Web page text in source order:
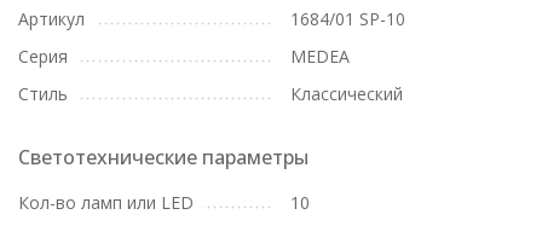
Артикул
1684/01 SP-10
Серия
MEDEA
Стиль
Классический
Светотехнические параметры
Кол-во ламп или LED
10